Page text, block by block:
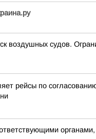
судов.
рейсы по